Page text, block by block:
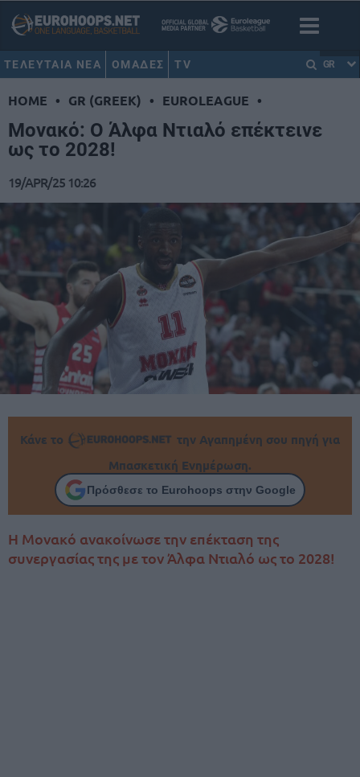
ΤΕΛΕΥΤΑΙΑ ΝΕΑ ΟΜΑΔΕΣ TV GR
HOME • GR (GREEK) • EUROLEAGUE •
Μονακό: Ο Άλφα Ντιαλό επέκτεινε
ως το 2028!
19/APR/25 10:26
Κάνε το
την Αγαπημένη σου πηγή για
Μπασκετική Ενημέρωση.
Πρόσθεσε το Eurohoops στην Google
Η Μονακό ανακοίνωσε την επέκταση της
συνεργασίας της με τον Άλφα Ντιαλό ως το 2028!